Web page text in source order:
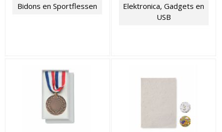
Bidons en Sportflessen
Elektronica, Gadgets en
USB